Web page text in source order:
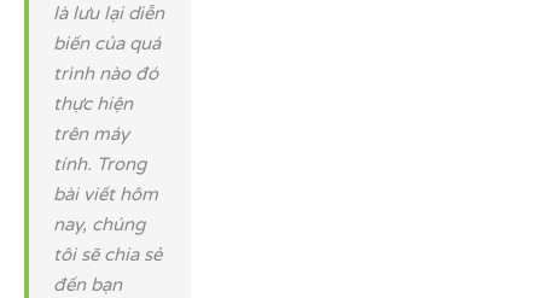
là lưu lại diễn
biến của quá
trình nào đó
thực hiện
trên máy
tính. Trong
bài viết hôm
nay, chúng
tôi sẽ chia sẻ
đến bạn